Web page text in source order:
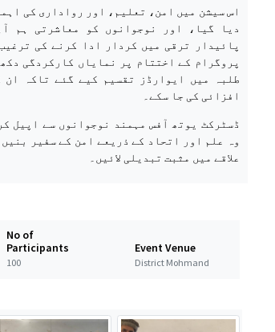
اس سیشن میں امن، تعلیم، اور رواداری کی
دیا گیا، اور نوجوانوں کو معاشرتی ہم
پائیدار ترقی میں کردار ادا کرنے کی
پروگرام کے اختتام پر نمایاں کارکردگی
طلبہ میں ایوارڈز تقسیم کیے گئے تاکہ ان
افزائی کی جا سکے۔
ڈسٹرکٹ یوتھ آفس مہمند نوجوانوں سے اپیل
وہ علم اور اتحاد کے ذریعے امن کے سفیر
علاقے میں مثبت تبدیلی لائیں۔
No of
Participants
100
Event Venue
District Mohmand